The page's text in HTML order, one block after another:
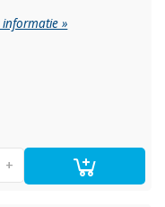
informatie »
+